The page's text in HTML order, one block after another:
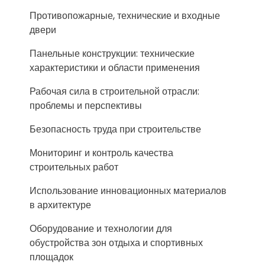
Противопожарные, технические и входные
двери
Панельные конструкции: технические
характеристики и области применения
Рабочая сила в строительной отрасли:
проблемы и перспективы
Безопасность труда при строительстве
Мониторинг и контроль качества
строительных работ
Использование инновационных материалов
в архитектуре
Оборудование и технологии для
обустройства зон отдыха и спортивных
площадок